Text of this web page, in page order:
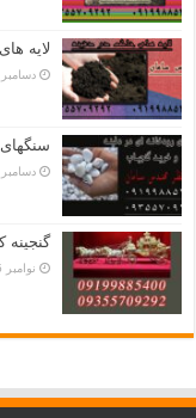
لایه
دسامبر 10, 2023
سنگهای
دسامبر 9, 2023
گنجینه
نوامبر 25, 2023